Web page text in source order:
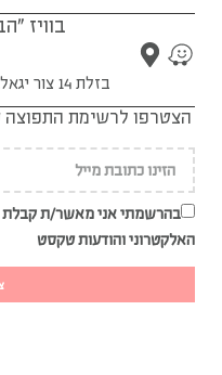
בוויז
בזלת 14 צור יגאל, (ההגעה בתאום מראש)
הצטרפו לרשימת התפוצה
בהרשמתי אני מאשר/ת קבלת
האלקטרוני והודעות טקסט